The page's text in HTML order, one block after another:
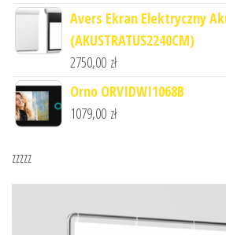
Avers Ekran Elektryczny
(AKUSTRATUS2240CM)
2750,00 zł
Orno ORVIDWI1068B
1079,00 zł
zzzzz